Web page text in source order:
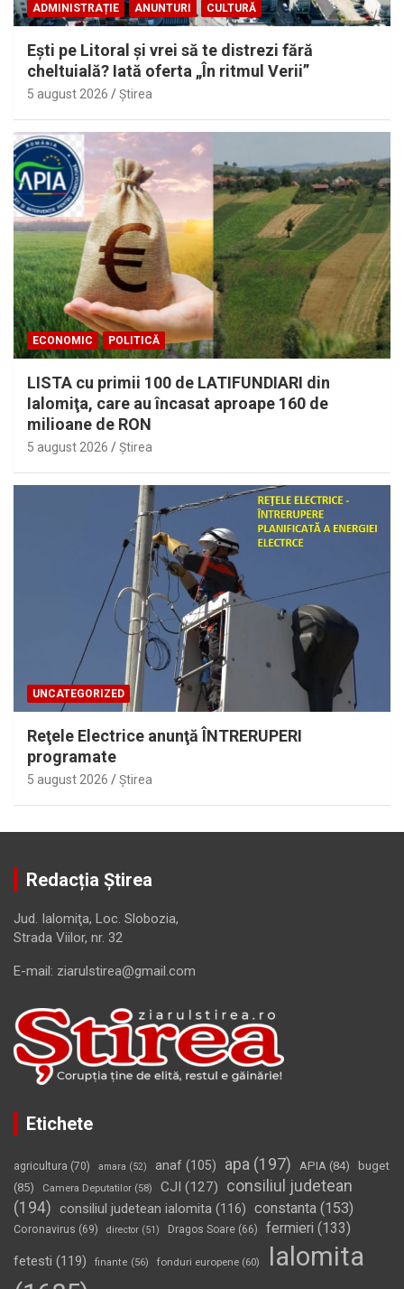
ADMINISTRAȚIE ANUNTURI CULTURĂ
Eşti pe Litoral şi vrei să te distrezi fără
cheltuială? Iată oferta „În ritmul Verii”
5 august 2026 Ştirea
ECONOMIC POLITICĂ
LISTA cu primii 100 de LATIFUNDIARI din
Ialomiţa, care au încasat aproape 160 de
milioane de RON
5 august 2026 Ştirea
UNCATEGORIZED
Reţele Electrice anunţă ÎNTRERUPERI
programate
5 august 2026 Ştirea
Redacția Știrea
Jud. Ialomiţa, Loc. Slobozia,
Strada Viilor, nr. 32
E-mail: ziarulstirea@gmail.com
Etichete
agricultura (70) amara (52) anaf (105) apa (197) APIA (84)
buget
(85)
Camera Deputatilor (58) CJI (127)
consiliul judetean
(194) consiliul judetean ialomita (116) constanta (153)
Coronavirus (69) director (51) Dragos Soare (66) fermieri (133)
fetesti (119) finante (56) fonduri europene (60)
Ialomita